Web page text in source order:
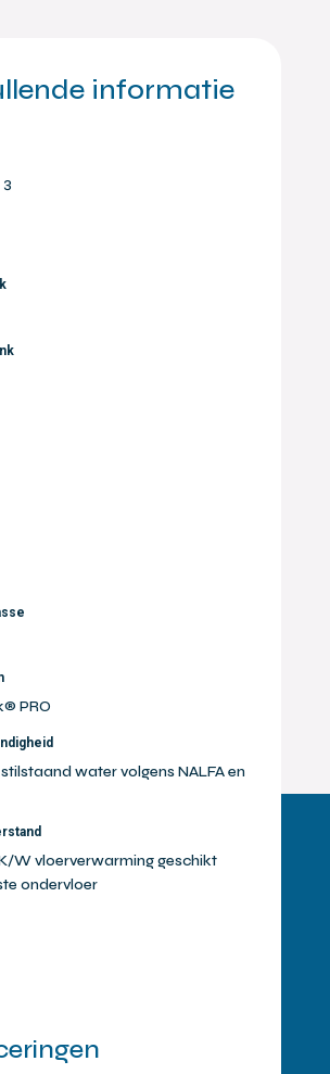
informatie
PRO
water volgens NALFA en
W vloerverwarming geschikt
ondervloer